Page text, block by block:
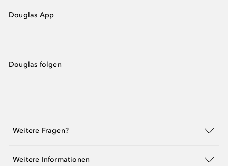
Douglas App
Douglas folgen
Weitere Fragen?
Weitere Informationen